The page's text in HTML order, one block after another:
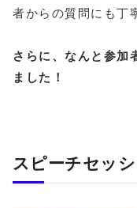
者からの質問にも丁
さらに、なんと参加
ました！
スピーチセッ